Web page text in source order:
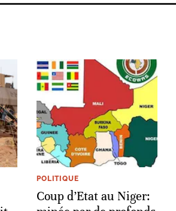
POLITIQUE
Coup d’Etat au Niger: